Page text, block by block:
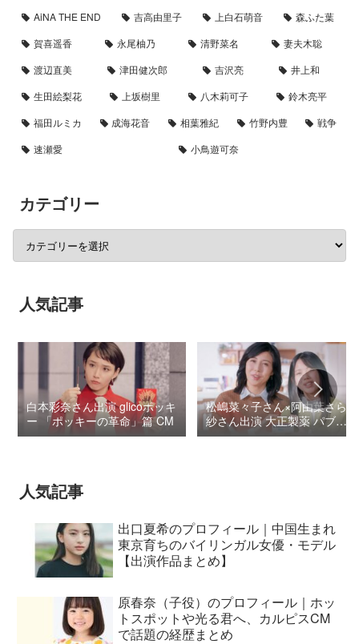
AiNA THE END
吉高由里子 上白石萌音
森ふた葉
賀喜遥香
永尾柚乃 清野菜名
妻夫木聡
渡辺直美
津田健次郎 吉沢亮
井上和
生田絵梨花
上坂樹里 八木莉可子
鈴木亮平
福田ルミカ
成海花音 相葉雅紀 竹野内豊
戦争
速瀬愛
小鳥遊可奈
カテゴリー
人気記事
白本彩奈さん出演 glicoポッキ
ー 「ポッキーの革命」篇 CM
松嶋菜々子さん×阿由葉さら
紗さん出演 大正製薬 パブロ
ンSゴールドW『いましよう
人気記事
出口夏希のプロフィール｜中国生まれ
東京育ちのバイリンガル女優・モデル
【出演作品まとめ】
原春奈（子役）のプロフィール｜ホッ
トスポットや光る君へ、カルピスCM
で話題の経歴まとめ